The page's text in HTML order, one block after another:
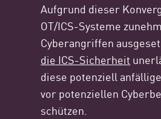
Aufgrund dieser
OT/ICS-Systeme
Cyberangriffen
die ICS-Sicherheit
diese potenziell
vor potenziellen
schützen.